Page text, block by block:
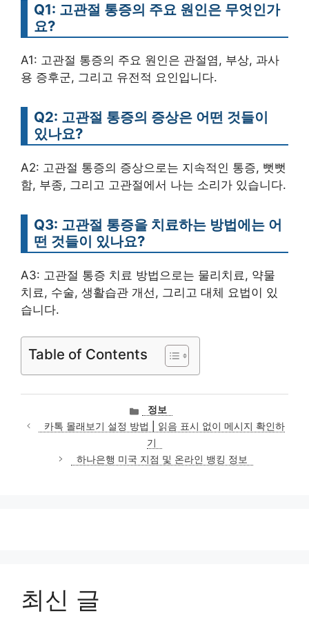
Q1: 고관절 통증의 주요 원인은 무엇인가
요?
A1: 고관절 통증의 주요 원인은 관절염, 부상, 과사
용 증후군, 그리고 유전적 요인입니다.
Q2: 고관절 통증의 증상은 어떤 것들이
있나요?
A2: 고관절 통증의 증상으로는 지속적인 통증, 뻣뻣
함, 부종, 그리고 고관절에서 나는 소리가 있습니다.
Q3: 고관절 통증을 치료하는 방법에는 어
떤 것들이 있나요?
A3: 고관절 통증 치료 방법으로는 물리치료, 약물
치료, 수술, 생활습관 개선, 그리고 대체 요법이 있
습니다.
Table of Contents
카
테
고
리
정보
카톡 몰래보기 설정 방법 | 읽음 표시 없이 메시지 확인하
기
하나은행 미국 지점 및 온라인 뱅킹 정보
최신 글